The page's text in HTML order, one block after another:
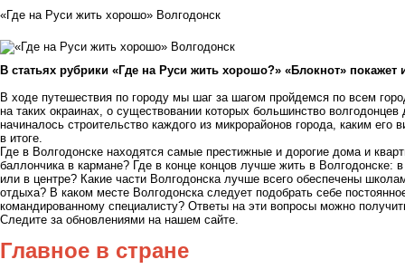
«Где на Руси жить хорошо» Волгодонск
В статьях рубрики «Где на Руси жить хорошо?» «Блокнот»
В ходе путешествия по городу мы шаг за шагом пройдемся по всем
на таких окраинах, о существовании которых большинство
начиналось строительство каждого из микрорайонов города, каким
в итоге.
Где в Волгодонске находятся самые престижные и дорогие дома и
баллончика в кармане? Где в конце концов лучше жить в Волгодонске:
или в центре? Какие части Волгодонска лучше всего обеспечены
отдыха? В каком месте Волгодонска следует подобрать себе
командированному специалисту? Ответы на эти вопросы можно
Следите за обновлениями на нашем сайте.
Главное в стране